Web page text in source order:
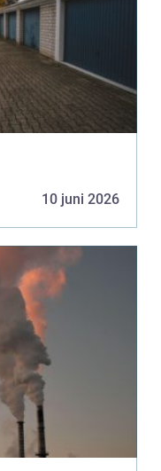
10 juni 2026